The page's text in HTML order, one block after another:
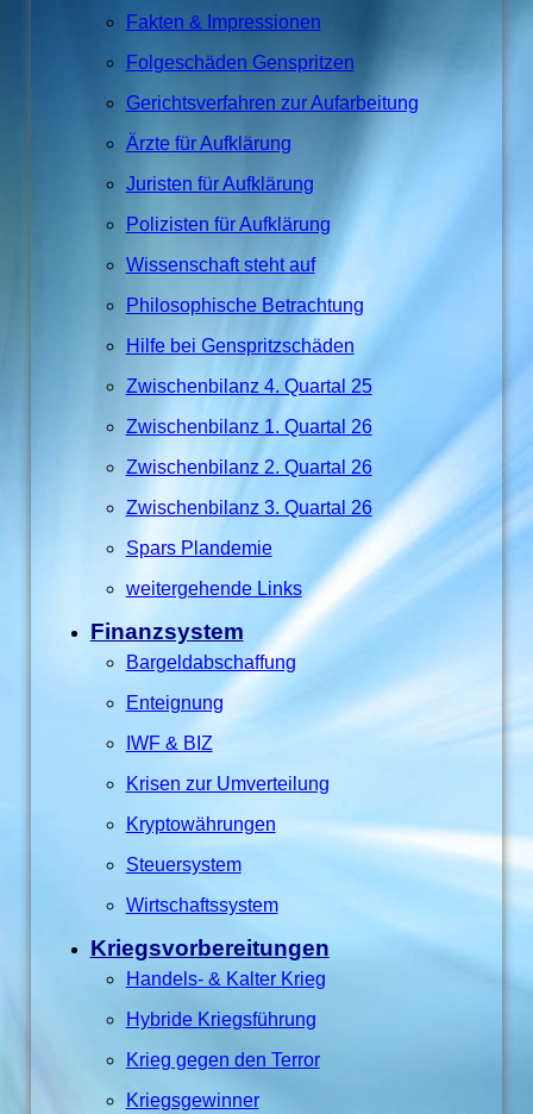
Fakten & Impressionen
Folgeschäden Genspritzen
Gerichtsverfahren zur Aufarbeitung
Ärzte für Aufklärung
Juristen für Aufklärung
Polizisten für Aufklärung
Wissenschaft steht auf
Philosophische Betrachtung
Hilfe bei Genspritzschäden
Zwischenbilanz 4. Quartal 25
Zwischenbilanz 1. Quartal 26
Zwischenbilanz 2. Quartal 26
Zwischenbilanz 3. Quartal 26
Spars Plandemie
weitergehende Links
Finanzsystem
Bargeldabschaffung
Enteignung
IWF & BIZ
Krisen zur Umverteilung
Kryptowährungen
Steuersystem
Wirtschaftssystem
Kriegsvorbereitungen
Handels- & Kalter Krieg
Hybride Kriegsführung
Krieg gegen den Terror
Kriegsgewinner